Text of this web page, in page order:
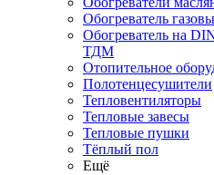
Обогреватель
Обогреватель на
ТДМ
Отопительное
Полотенцесушители
Тепловентиляторы
Тепловые завесы
Тепловые пушки
Тёплый пол
Ещё